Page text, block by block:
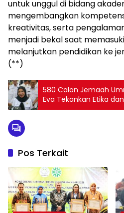
untuk unggul di bidang
mengembangkan
kreativitas, serta
menjadi bekal saat
melanjutkan pendidikan ke
(**)
580 Calon Jemaah
Eva Tekankan Etika
Pos Terkait